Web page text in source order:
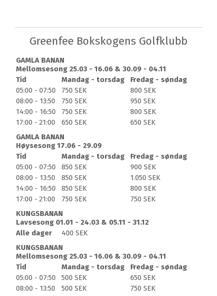
flammende ild
Banene
På Bokskogens GK har både Tony Jacklin, Seve
Ballesteros og Howard Clark funnet melodien og svingt
seg gjennom Gamla Banan. Den starter med et enkelt
par 4 hull, hvor greenområdet er det mest utfordrende,
og deretter fortsetter runden innover parklandskapet.
Banen er lett å gå og veldig oversiktlig – men samtidig
må man kjempe for scoren. Hull 10 ligger rett foran
klubbhuset, og selv om det ikke er blant de lengste, er
hullet allikevel en minneverdig opplevelse. Dessuten er
greenen medgjørlig, hvilket er en fordel da
kombinasjonen av tvungen linje over vann og mange
tilskuere på uteserveringen kan gi kriblinger i magen
Gamla Banan åpnet i 1967 og kjennetegnes av hurtige
greens og en god porsjon optiske illusjoner i tillegg til
kuperte fairways, velplasserte vannhull og bunkere. Du
kan altså med fordel legge en utførlig strategi under
runden. De som besøker Bokskogens Golfklubb, og tar
seg god tid, står overfor to vidt forskjellige golfrunder.
Mens Gamla Banan er en parkbane, er Nya Banan en
Greenfee Bokskogens Golfklubb
GAMLA BANAN
Mellomsesong 25.03 - 16.06 & 30.09 - 04.11
Tid
Mandag - torsdag
Fredag - søndag
05:00 - 07:50
750 SEK
800 SEK
08:00 - 13:50
750 SEK
950 SEK
14:00 - 16:50
750 SEK
800 SEK
17:00 - 21:00
650 SEK
650 SEK
GAMLA BANAN
Høysesong 17.06 - 29.09
Tid
Mandag - torsdag
Fredag - søndag
05:00 - 07:50
850 SEK
900 SEK
08:00 - 13:50
850 SEK
1.050 SEK
14:00 - 16:50
850 SEK
800 SEK
17:00 - 21:00
750 SEK
750 SEK
KUNGSBANAN
Lavsesong 01.01 - 24.03 & 05.11 - 31.12
Alle dager
400 SEK
KUNGSBANAN
Mellomsesong 25.03 - 16.06 & 30.09 - 04.11
Tid
Mandag - torsdag
Fredag - søndag
05:00 - 07:50
500 SEK
650 SEK
08:00 - 13:50
500 SEK
750 SEK